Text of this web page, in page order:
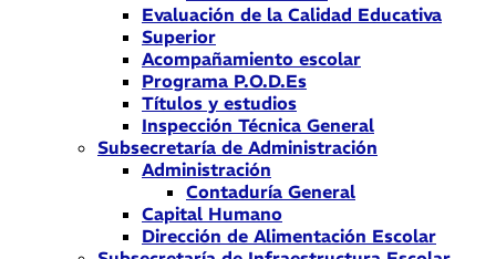
Evaluación de la Calidad Educativa
Superior
Acompañamiento escolar
Programa P.O.D.Es
Títulos y estudios
Inspección Técnica General
Subsecretaría de Administración
Administración
Contaduría General
Capital Humano
Dirección de Alimentación Escolar